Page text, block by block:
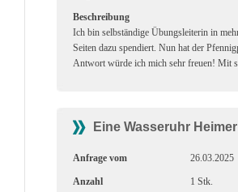
Beschreibung
Ich bin selbständige Übungsleiterin in
Seiten dazu spendiert. Nun hat der
Antwort würde ich mich sehr freuen! Mit
Eine Wasseruhr
Anfrage vom 26.03.2025
Anzahl 1 Stk.